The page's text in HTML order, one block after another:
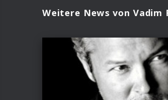
Weitere News von Vadim